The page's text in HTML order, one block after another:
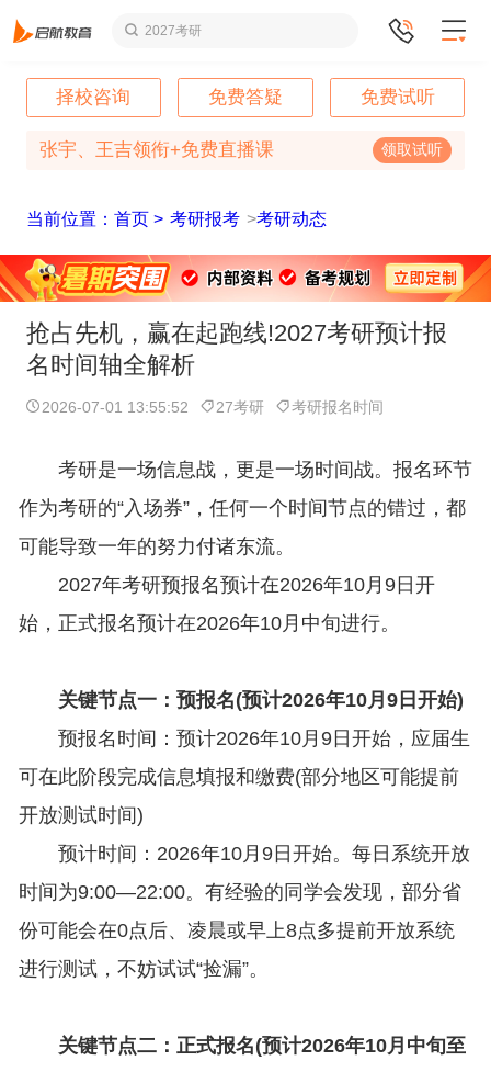
2027考研
择校咨询 免费答疑 免费试听
张宇、王吉领衔+免费直播课 领取试听
当前位置：首页 > 考研报考 >考研动态
抢占先机，赢在起跑线!2027考研预计报
名时间轴全解析
2026-07-01 13:55:52 27考研 考研报名时间
考研是一场信息战，更是一场时间战。报名环节
作为考研的“入场券”，任何一个时间节点的错过，都
可能导致一年的努力付诸东流。
2027年考研预报名预计在2026年10月9日开
始，正式报名预计在2026年10月中旬进行。
关键节点一：预报名(预计2026年10月9日开始)
预报名时间：预计2026年10月9日开始，应届生
可在此阶段完成信息填报和缴费(部分地区可能提前
开放测试时间)
预计时间：2026年10月9日开始。每日系统开放
时间为9:00—22:00。有经验的同学会发现，部分省
份可能会在0点后、凌晨或早上8点多提前开放系统
进行测试，不妨试试“捡漏”。
关键节点二：正式报名(预计2026年10月中旬至